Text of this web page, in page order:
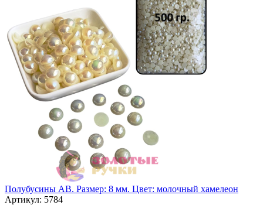
Полубусины АВ. Размер: 8 мм. Цвет: молочный хамелеон
Артикул: 5784